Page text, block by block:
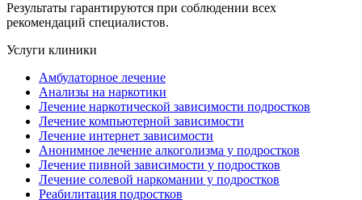
Результаты гарантируются при соблюдении всех
рекомендаций специалистов.
Услуги клиники
Амбулаторное лечение
Анализы на наркотики
Лечение наркотической зависимости подростков
Лечение компьютерной зависимости
Лечение интернет зависимости
Анонимное лечение алкоголизма у подростков
Лечение пивной зависимости у подростков
Лечение солевой наркомании у подростков
Реабилитация подростков